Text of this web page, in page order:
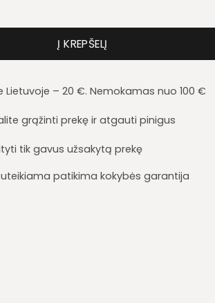
120
Į KREPŠELĮ
Lietuvoje – 20 €. Nemokamas nuo 100 €
grąžinti prekę ir atgauti pinigus
tik gavus užsakytą prekę
patikima kokybės garantija